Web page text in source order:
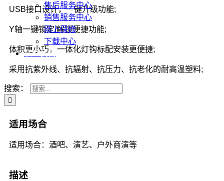
售后服务中心
销售服务中心
网上保修
下载中心
联系我们
搜索：
USB接口设计，一键升级功能;
Y轴一键锁定/解锁便捷功能;
体积更小巧，一体化灯钩标配安装更便捷;
采用抗紫外线、抗辐射、抗压力、抗老化的耐高温塑料;
适用场合
适用场合：酒吧、演艺、户外商演等
描述